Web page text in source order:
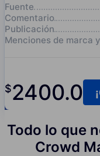
Fuente
Comentario
Publicación
Menciones de marca
$2400.0
Todo lo que
Crowd